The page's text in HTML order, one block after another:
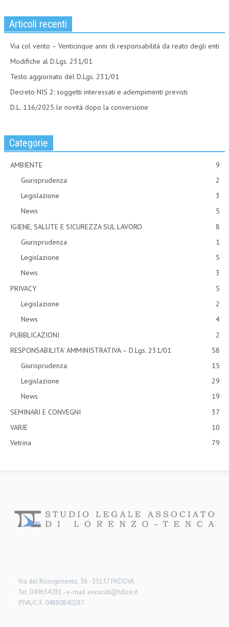
Articoli recenti
Via col vento – Venticinque anni di responsabilità da reato degli enti
Modifiche al D.Lgs. 231/01
Testo aggiornato del D.Lgs. 231/01
Decreto NIS 2: soggetti interessati e adempimenti previsti
D.L. 116/2025 le novità dopo la conversione
Categorie
AMBIENTE
9
Giurisprudenza
2
Legislazione
3
News
5
IGIENE, SALUTE E SICUREZZA SUL LAVORO
8
Giurisprudenza
1
Legislazione
5
News
3
PRIVACY
5
Legislazione
2
News
4
PUBBLICAZIONI
2
RESPONSABILITA' AMMINISTRATIVA – D.Lgs. 231/01
58
Giurisprudenza
15
Legislazione
29
News
19
SEMINARI E CONVEGNI
37
VARIE
10
Vetrina
79
Via del Risorgimento, 36 - 35137 PADOVA
Tel. 049654281 - e-mail avvocati@tdlex.it
P.IVA/C.F. 04880840287